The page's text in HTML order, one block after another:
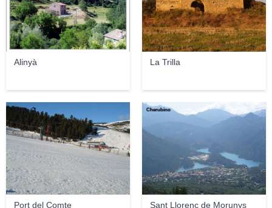
Alinyà La Trilla
Port del Comte
→Toni← ৣৗ
Sant Llorenç de Morunys
Cherubino